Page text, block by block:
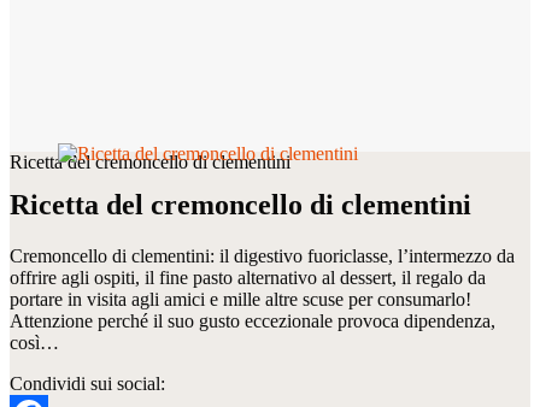
Ricetta del cremoncello di clementini
Ricetta del cremoncello di clementini
Cremoncello di clementini: il digestivo fuoriclasse, l’intermezzo da
offrire agli ospiti, il fine pasto alternativo al dessert, il regalo da
portare in visita agli amici e mille altre scuse per consumarlo!
Attenzione perché il suo gusto eccezionale provoca dipendenza,
così…
Condividi sui social: